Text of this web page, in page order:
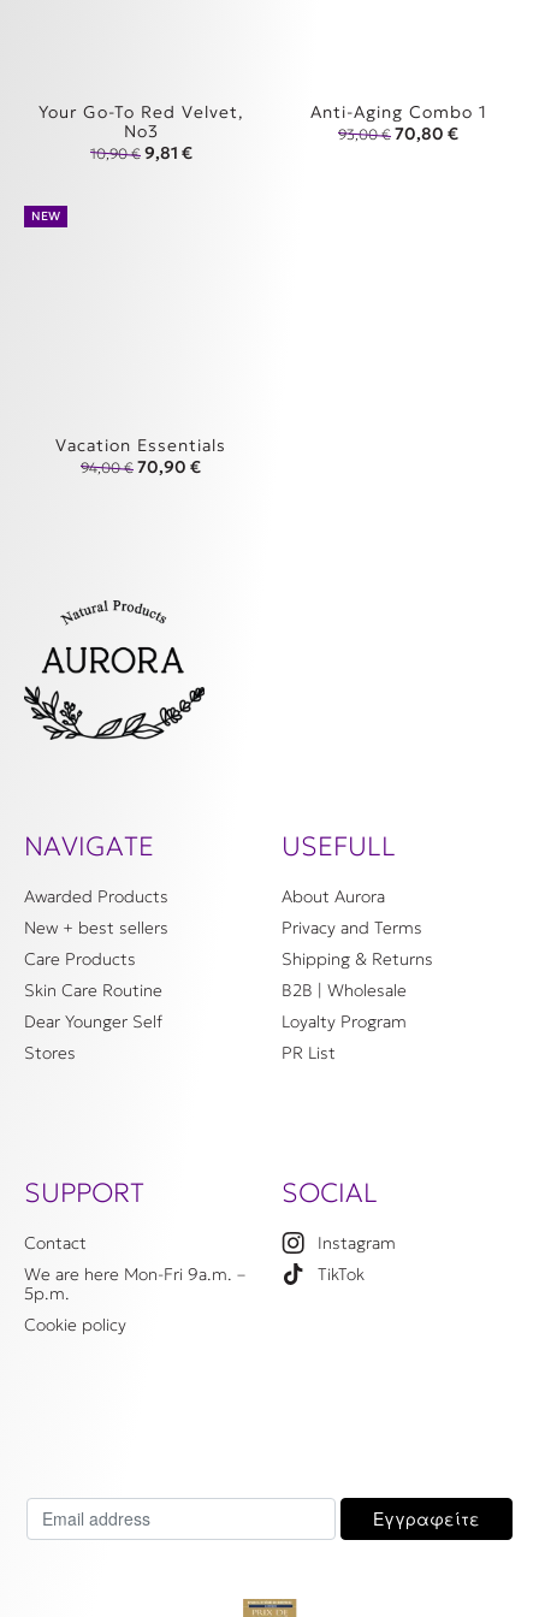
Your Go-To Red Velvet,
No3
10,90€ Original price was: 10,90 €.
9,81 €Η τρέχουσα τιμή είναι: 9,81 €.
Anti-Aging Combo 1
93,00€ Original price
70,80 €Η
NEW
Vacation Essentials
94,00€ Original price was: 94,00 €.
70,90 €Η τρέχουσα τιμή είναι: 70,90 €.
NAVIGATE
Awarded Products
New + best sellers
Care Products
Skin Care Routine
Dear Younger Self
Stores
USEFULL
About Aurora
Privacy and Terms
Shipping & Returns
B2B | Wholesale
Loyalty Program
PR List
SUPPORT
Contact
We are here Mon-Fri 9a.m. –
5p.m.
Cookie policy
SOCIAL
Instagram
TikTok